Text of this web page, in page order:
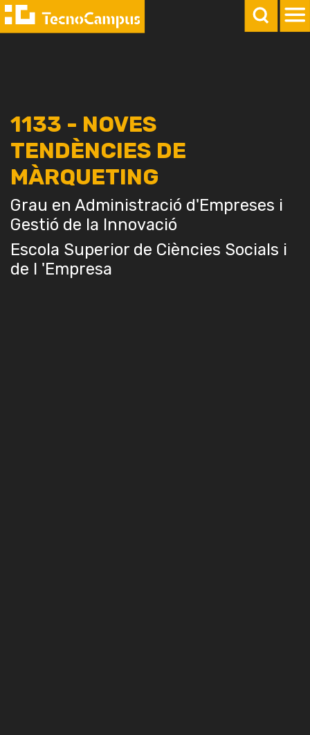
1133 - NOVES
TENDÈNCIES DE
MÀRQUETING
Grau en Administració d'Empreses i
Gestió de la Innovació
Escola Superior de Ciències Socials i
de l 'Empresa